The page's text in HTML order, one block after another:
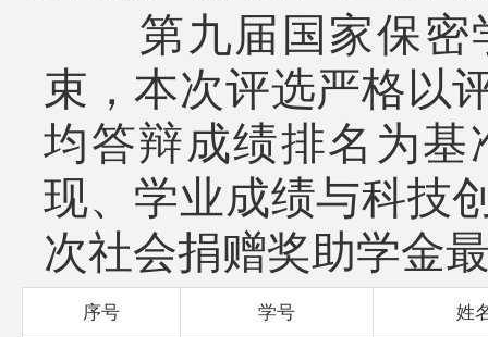
第九届国家保密
束，本次评选严格以
均答辩成绩排名为
现、学业成绩与科技
次社会捐赠奖助学金
序号 学号 姓